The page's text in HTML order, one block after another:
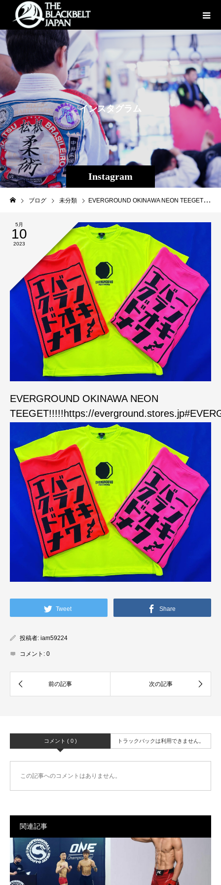
Instagram
インスタグラ ム
ブログ 未分類 EVERGROUND OKINAWA NEON TEEGET!!!!!https://everground.stores.jp#EVERGROUND
5月
10
2023
EVERGROUND OKINAWA NEON
TEEGET!!!!!https://
Tweet Share
投稿者: iam59224
コメント: 0
コメント ( 0 ) トラックバックは利用できません。
この記事へのコメントはありません。
関連記事